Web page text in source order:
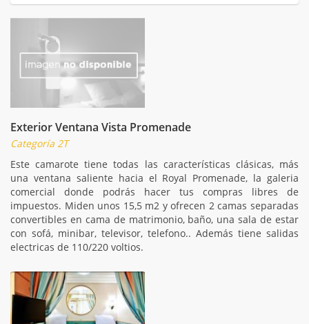
Exterior Ventana Vista Promenade
Categoría 2T
Este camarote tiene todas las características clásicas, más
una ventana saliente hacia el Royal Promenade, la galeria
comercial donde podrás hacer tus compras libres de
impuestos. Miden unos 15,5 m2 y ofrecen 2 camas separadas
convertibles en cama de matrimonio, baño, una sala de estar
con sofá, minibar, televisor, telefono.. Además tiene salidas
electricas de 110/220 voltios.